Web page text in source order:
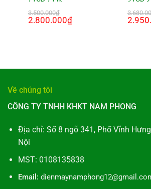
3.500.000₫
Giá
gốc
2.800.000₫Giá
hiện
Giá
gốc
Về chúng tôi
CÔNG TY TNHH KHKT NAM PHONG
Địa chỉ: Số 8 ngõ 341, Phố Vĩnh
Nội
MST: 0108135838
Email: